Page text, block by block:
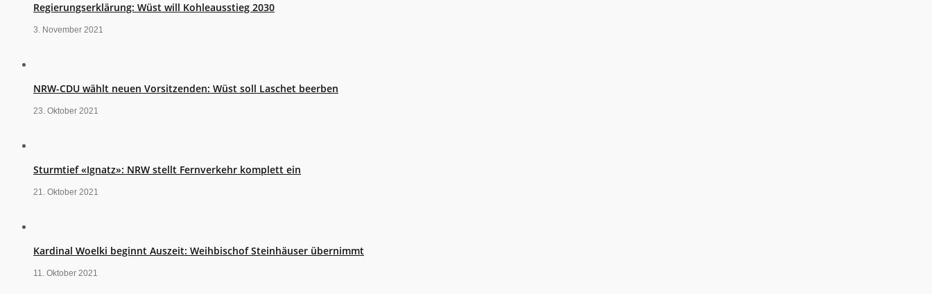
Regierungserklärung: Wüst will Kohleausstieg 2030
3. November 2021
NRW-CDU wählt neuen Vorsitzenden: Wüst soll Laschet beerben
23. Oktober 2021
Sturmtief «Ignatz»: NRW stellt Fernverkehr komplett ein
21. Oktober 2021
Kardinal Woelki beginnt Auszeit: Weihbischof Steinhäuser übernimmt
11. Oktober 2021